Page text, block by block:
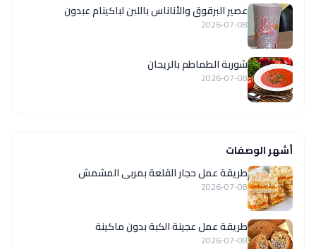
عصير البرقوق والأناناس باللبن لباكينام عبدون
2026-07-08
شوربة الطماطم بالريحان
2026-07-08
أشهر الوصفات
طريقة عمل حجار القلعة بمربى المشمش
2026-07-08
طريقة عمل عجينة الكبة بدون ماكينة
2026-07-08